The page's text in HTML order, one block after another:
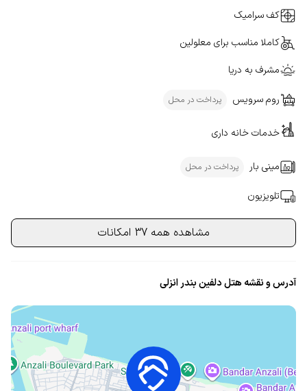
کف سرامیک
کاملا مناسب برای معلولین
مشرف به دریا
روم سرویس پرداخت در محل
خدمات خانه داری
مینی بار پرداخت در محل
تلویزیون
مشاهده همه 37 امکانات
آدرس و نقشه هتل دلفین بندر انزلی